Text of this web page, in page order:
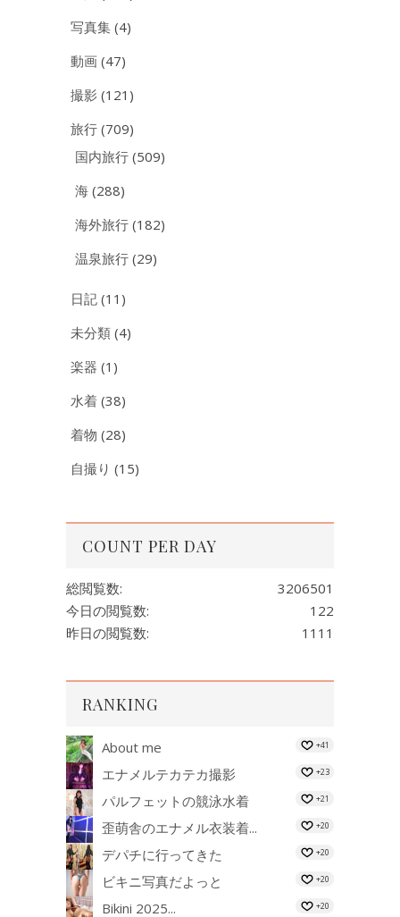
写真集 (4)
動画 (47)
撮影 (121)
旅行 (709)
国内旅行 (509)
海 (288)
海外旅行 (182)
温泉旅行 (29)
日記 (11)
未分類 (4)
楽器 (1)
水着 (38)
着物 (28)
自撮り (15)
COUNT PER DAY
3206501
総閲覧数:
122
今日の閲覧数:
1111
昨日の閲覧数:
RANKING
About me +41
エナメルテカテカ撮影 +23
パルフェットの競泳水着 +21
歪萌舎のエナメル衣装着... +20
デパチに行ってきた +20
ビキニ写真だよっと +20
Bikini 2025... +20